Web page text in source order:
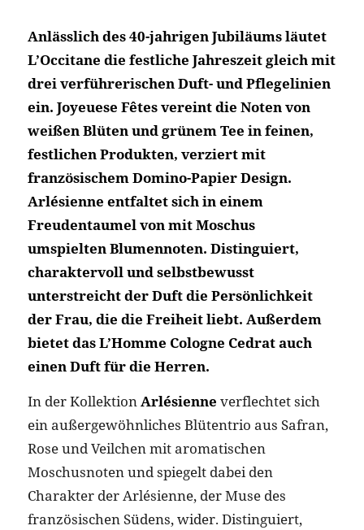
Anlässlich des 40-jahrigen Jubiläums läutet
L’Occitane die festliche Jahreszeit gleich mit
drei verführerischen Duft- und Pflegelinien
ein. Joyeuese Fêtes vereint die Noten von
weißen Blüten und grünem Tee in feinen,
festlichen Produkten, verziert mit
französischem Domino-Papier Design.
Arlésienne entfaltet sich in einem
Freudentaumel von mit Moschus
umspielten Blumennoten. Distinguiert,
charaktervoll und selbstbewusst
unterstreicht der Duft die Persönlichkeit
der Frau, die die Freiheit liebt. Außerdem
bietet das L’Homme Cologne Cedrat auch
einen Duft für die Herren.
In der KollektionArlésienne verflechtet sich
ein außergewöhnliches Blütentrio aus Safran,
Rose und Veilchen mit aromatischen
Moschusnoten und spiegelt dabei den
Charakter der Arlésienne, der Muse des
französischen Südens, wider. Distinguiert,